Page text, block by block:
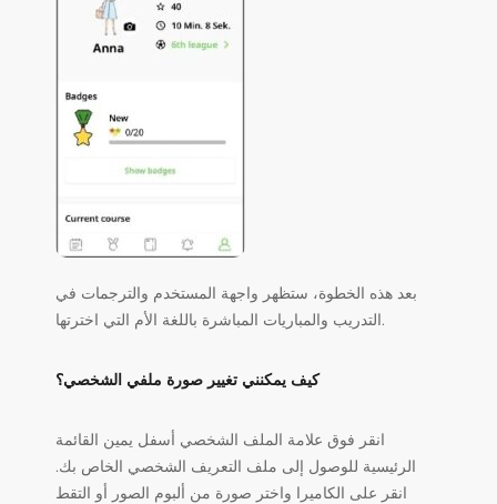
بعد هذه الخطوة، ستظهر واجهة المستخدم والترجمات في
التدريب والمباريات المباشرة باللغة الأم التي اخترتها.
كيف يمكنني تغيير صورة ملفي الشخصي؟
انقر فوق علامة الملف الشخصي أسفل يمين القائمة
الرئيسية للوصول إلى ملف التعريف الشخصي الخاص بك.
انقر على الكاميرا واختر صورة من ألبوم الصور أو التقط